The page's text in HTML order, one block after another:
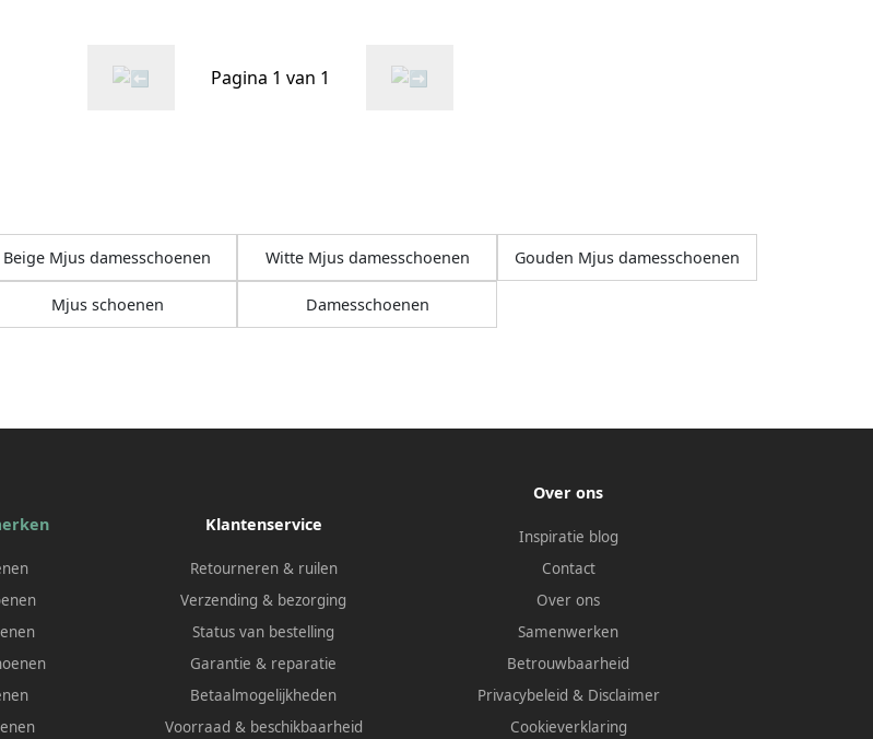
Pagina 1 van 1
Beige Mjus damesschoenen Witte Mjus damesschoenen Gouden Mjus damesschoenen
Mjus schoenen Damesschoenen
Klantenservice
Retourneren & ruilen
Verzending & bezorging
Status van bestelling
Garantie & reparatie
Betaalmogelijkheden
Voorraad & beschikbaarheid
Over ons
Inspiratie blog
Contact
Over ons
Samenwerken
Betrouwbaarheid
Privacybeleid & Disclaimer
Cookieverklaring